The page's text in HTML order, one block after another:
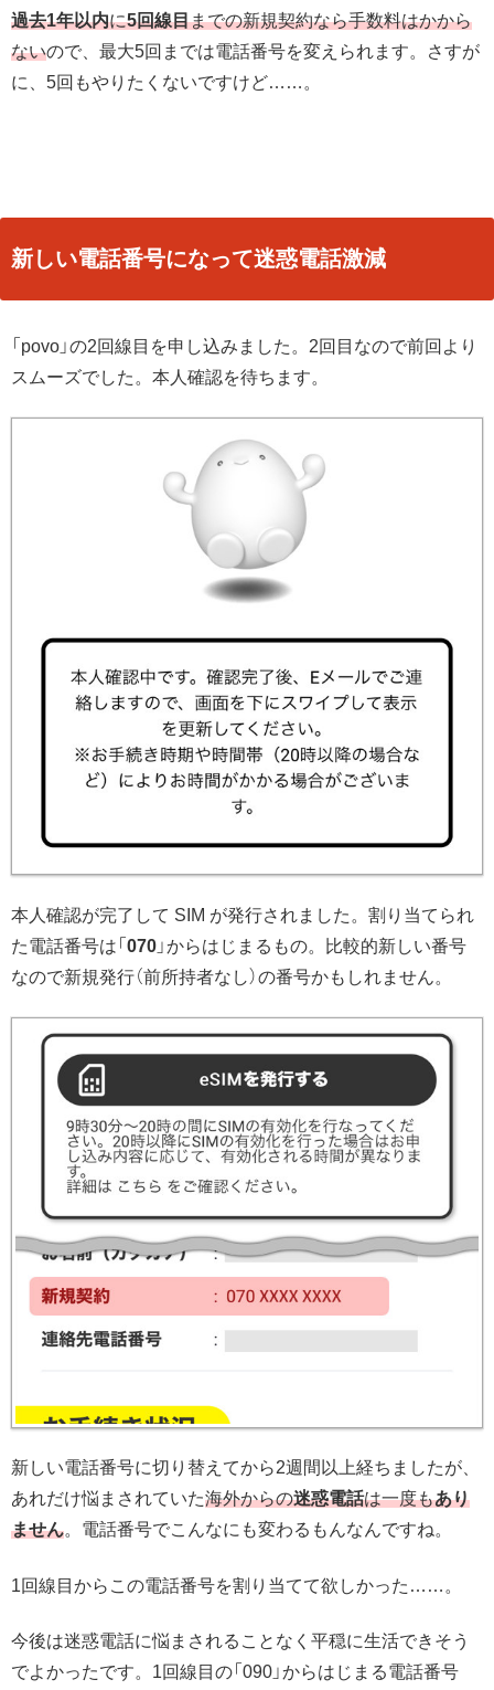
過去1年以内に5回線目までの新規契約なら手数料はかから
ないので、最大5回までは電話番号を変えられます。さすが
に、5回もやりたくないですけど……。
新しい電話番号になって迷惑電話激減
「povo」の2回線目を申し込みました。2回目なので前回より
スムーズでした。本人確認を待ちます。
本人確認が完了して SIM が発行されました。割り当てられ
た電話番号は「 070 」からはじまるもの。比較的新しい番号
なので新規発行（前所持者なし）の番号かもしれません。
新しい電話番号に切り替えてから2週間以上経ちましたが、
あれだけ悩まされていた海外からの迷惑電話は一度もあり
ません。電話番号でこんなにも変わるもんなんですね。
1回線目からこの電話番号を割り当てて欲しかった……。
今後は迷惑電話に悩まされることなく平穏に生活できそう
でよかったです。1回線目の「090」からはじまる電話番号